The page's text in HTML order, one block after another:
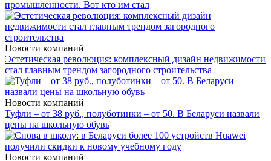
промышленности. Вот кто им стал
Новости компаний
Эстетическая революция: комплексный дизайн недвижимости
стал главным трендом загородного строительства
Новости компаний
Туфли – от 38 руб., полуботинки – от 50. В Беларуси назвали
цены на школьную обувь
Новости компаний